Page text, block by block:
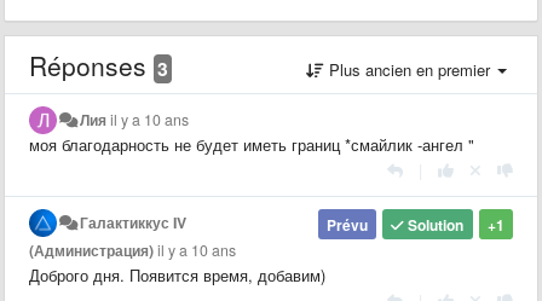
Réponses 3 Plus ancien en premier
Лияil y a 10 ans
моя благодарность не будет иметь границ *смайлик -ангел "
+1
Solution
Prévu
Галактиккус IV
(Администрация)il y a 10 ans
Доброго дня. Появится время, добавим)